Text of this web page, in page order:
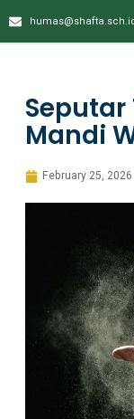
Mandi
February 25, 2026